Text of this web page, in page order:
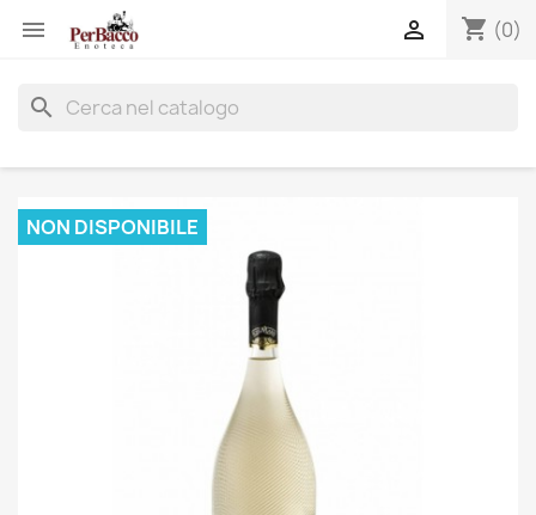
 shopping_cart (0)

search
NON DISPONIBILE